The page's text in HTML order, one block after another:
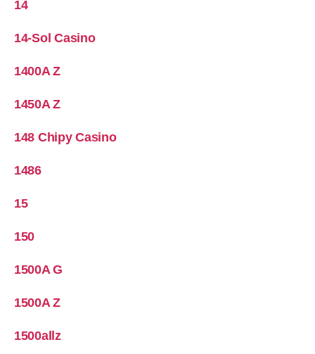
14
14-Sol Casino
1400A Z
1450A Z
148 Chipy Casino
1486
15
150
1500A G
1500A Z
1500allz